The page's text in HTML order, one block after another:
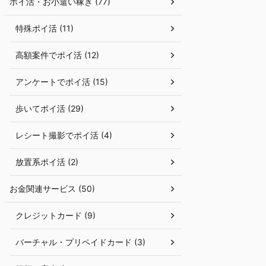
特殊ポイ活 (11)
高額案件でポイ活 (12)
アンケートでポイ活 (15)
歩いてポイ活 (29)
レシート撮影でポイ活 (4)
放置系ポイ活 (2)
お金関連サービス (50)
クレジットカード (9)
バーチャル・プリペイドカード (3)